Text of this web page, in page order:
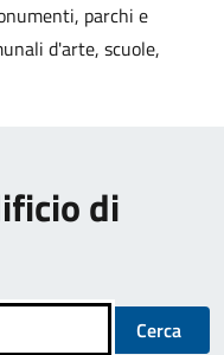
parchi e
d'arte, scuole,
di
Cerca